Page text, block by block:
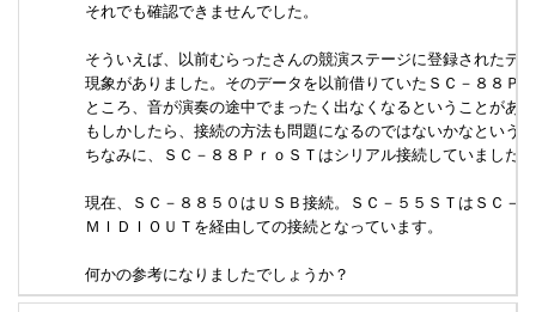
      それでも確認できませんでした。
そういえば、以前むらったさんの競演ステージに登録されたデ
現象がありました。そのデータを以前借りていたＳＣ－８８Ｐ
ところ、音が演奏の途中でまったく出なくなるということがあ
もしかしたら、接続の方法も問題になるのではないかなという
      ちなみに、ＳＣ－８８ＰｒｏＳＴはシリアル接続していました。
現在、ＳＣ－８８５０はＵＳＢ接続。ＳＣ－５５ＳＴはＳＣ－
      ＭＩＤＩＯＵＴを経由しての接続となっています。
      何かの参考になりましたでしょうか？